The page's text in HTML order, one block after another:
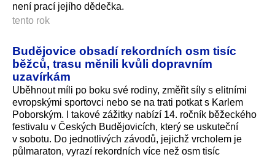
není prací jejího dědečka.
tento rok
Budějovice obsadí rekordních osm tisíc
běžců, trasu měnili kvůli dopravním
uzavírkám
Uběhnout míli po boku své rodiny, změřit síly s elitními
evropskými sportovci nebo se na trati potkat s Karlem
Poborským. I takové zážitky nabízí 14. ročník běžeckého
festivalu v Českých Budějovicích, který se uskuteční
v sobotu. Do jednotlivých závodů, jejichž vrcholem je
půlmaraton, vyrazí rekordních více než osm tisíc